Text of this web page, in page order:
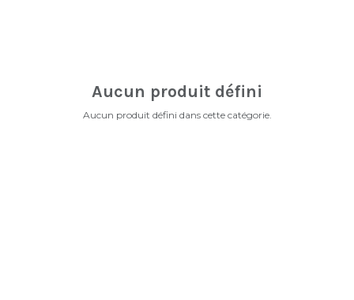
Aucun produit défini
Aucun produit défini dans cette catégorie.